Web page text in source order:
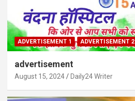
ADVERTISEMENT 1 ADVERTISEMENT 2
advertisement
August 15, 2024 Daily24 Writer